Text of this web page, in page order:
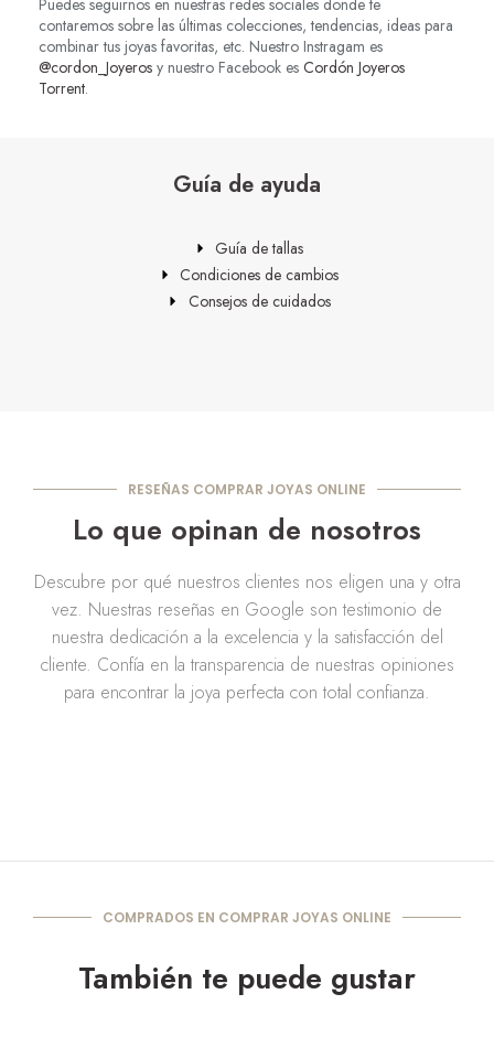
contaremos sobre las últimas colecciones, tendencias, ideas para
combinar tus joyas favoritas, etc. Nuestro Instragam es
@cordon_Joyeros y nuestro Facebook es Cordón Joyeros
Torrent.
Guía de ayuda
Guía de tallas
Condiciones de cambios
Consejos de cuidados
RESEÑAS COMPRAR JOYAS ONLINE
Lo que opinan de nosotros
Descubre por qué nuestros clientes nos eligen una y otra
vez. Nuestras reseñas en Google son testimonio de
nuestra dedicación a la excelencia y la satisfacción del
cliente. Confía en la transparencia de nuestras opiniones
para encontrar la joya perfecta con total confianza.
COMPRADOS EN COMPRAR JOYAS ONLINE
También te puede gustar